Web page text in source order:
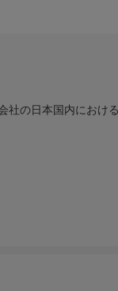
の日本国内におけ